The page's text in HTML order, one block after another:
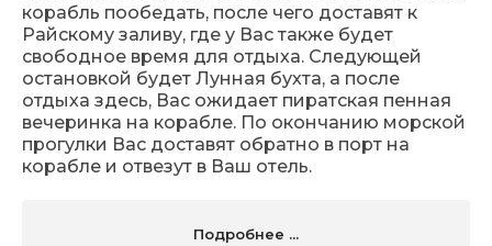
корабль пообедать, после чего доставят к
Райскому заливу, где у Вас также будет
свободное время для отдыха. Следующей
остановкой будет Лунная бухта, а после
отдыха здесь, Вас ожидает пиратская пенная
вечеринка на корабле. По окончанию морской
прогулки Вас доставят обратно в порт на
корабле и отвезут в Ваш отель.
Подробнее ...